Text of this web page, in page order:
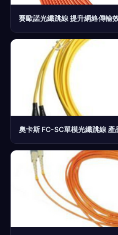
賽歐諾光纖跳線 提升網絡傳輸
奧卡斯 FC-SC單模光纖跳線 產